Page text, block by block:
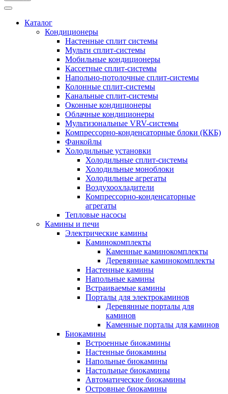
Каталог
Кондиционеры
Настенные сплит системы
Мульти сплит-системы
Мобильные кондиционеры
Кассетные сплит-системы
Напольно-потолочные сплит-системы
Колонные сплит-системы
Канальные сплит-системы
Оконные кондиционеры
Облачные кондиционеры
Мультизональные VRV-системы
Компрессорно-конденсаторные блоки (ККБ)
Фанкойлы
Холодильные установки
Холодильные сплит-системы
Холодильные моноблоки
Холодильные агрегаты
Воздухоохладители
Компрессорно-конденсаторные
агрегаты
Тепловые насосы
Камины и печи
Электрические камины
Каминокомплекты
Каменные каминокомплекты
Деревянные каминокомплекты
Настенные камины
Напольные камины
Встраиваемые камины
Порталы для электрокаминов
Деревянные порталы для
каминов
Каменные порталы для каминов
Биокамины
Встроенные биокамины
Настенные биокамины
Напольные биокамины
Настольные биокамины
Автоматические биокамины
Островные биокамины